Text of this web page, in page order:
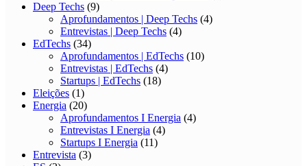
Deep Techs (9)
Aprofundamentos | Deep Techs (4)
Entrevistas | Deep Techs (4)
EdTechs (34)
Aprofundamentos | EdTechs (10)
Entrevistas | EdTechs (4)
Startups | EdTechs (18)
Eleições (1)
Energia (20)
Aprofundamentos I Energia (4)
Entrevistas I Energia (4)
Startups I Energia (11)
Entrevista (3)